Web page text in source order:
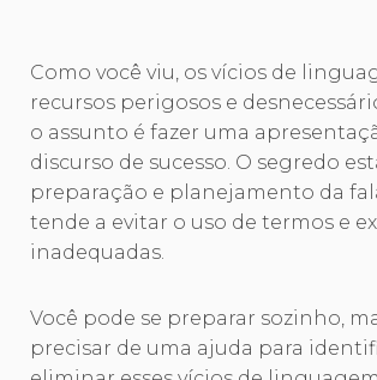
Como você viu, os vícios de
recursos perigosos e
o assunto é fazer uma
discurso de sucesso. O segredo
preparação e planejamento da
tende a evitar o uso de termos e
inadequadas.
Você pode se preparar sozinho,
precisar de uma ajuda para